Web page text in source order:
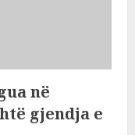
në
gjendja e